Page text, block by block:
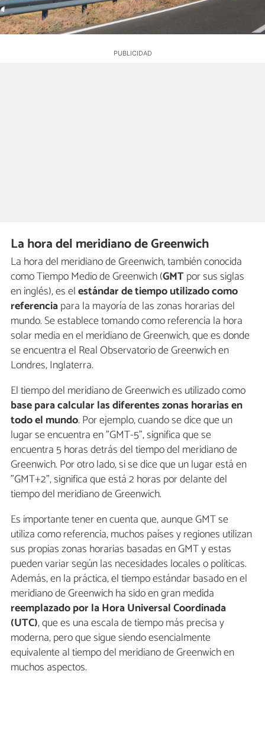
La hora del meridiano de Greenwich
La hora del meridiano de Greenwich, también conocida
como Tiempo Medio de Greenwich (GMTpor sus siglas
en inglés), es elestándar de tiempo utilizado como
referenciapara la mayoría de las zonas horarias del
mundo. Se establece tomando como referencia la hora
solar media en el meridiano de Greenwich, que es donde
se encuentra el Real Observatorio de Greenwich en
Londres, Inglaterra.
El tiempo del meridiano de Greenwich es utilizado como
base para calcular las diferentes zonas horarias en
todo el mundo. Por ejemplo, cuando se dice que un
lugar se encuentra en "GMT-5", significa que se
encuentra 5 horas detrás del tiempo del meridiano de
Greenwich. Por otro lado, si se dice que un lugar está en
"GMT+2", significa que está 2 horas por delante del
tiempo del meridiano de Greenwich.
Es importante tener en cuenta que, aunque GMT se
utiliza como referencia, muchos países y regiones utilizan
sus propias zonas horarias basadas en GMT y estas
pueden variar según las necesidades locales o políticas.
Además, en la práctica, el tiempo estándar basado en el
meridiano de Greenwich ha sido en gran medida
reemplazado por la Hora Universal Coordinada
(UTC), que es una escala de tiempo más precisa y
moderna, pero que sigue siendo esencialmente
equivalente al tiempo del meridiano de Greenwich en
muchos aspectos.